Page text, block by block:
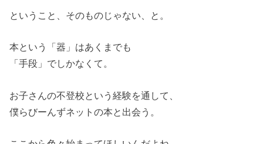
ということ、そのものじゃない、と。
本という「器」はあくまでも
「手段」でしかなくて。
お子さんの不登校という経験を通して、
僕らびーんずネットの本と出会う。